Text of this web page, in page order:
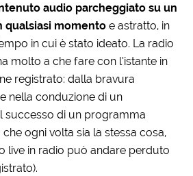
audio parcheggiato su un
qualsiasi momento e astratto, in
in cui è stato ideato. La radio
molto a che fare con l’istante in
registrato: dalla bravura
nella conduzione di un
successo di un programma
ogni volta sia la stessa cosa,
live in radio può andare perduto